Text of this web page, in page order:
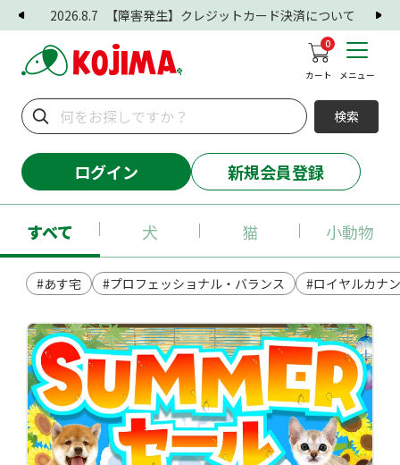
2026.8.7 【障害発生】クレジットカード決済について
0
カート メニュー
検索
ログイン 新規会員登録
すべて 犬 猫 小動物
#あす宅 #プロフェッショナル・バランス #ロイヤルカナン